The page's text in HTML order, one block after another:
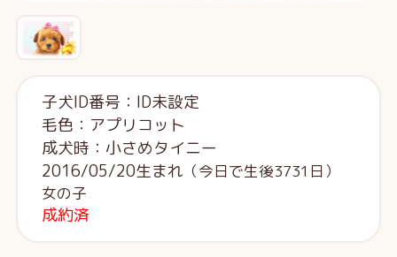
子犬ID番号：ID未設定
毛色：アプリコット
成犬時：小さめタイニー
2016/05/20生まれ （今日で生後3731日）
女の子
成約済